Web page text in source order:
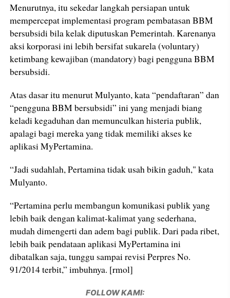
Menurutnya, itu sekedar langkah persiapan untuk
mempercepat implementasi program pembatasan BBM
bersubsidi bila kelak diputuskan Pemerintah. Karenanya
aksi korporasi ini lebih bersifat sukarela (voluntary)
ketimbang kewajiban (mandatory) bagi pengguna BBM
bersubsidi.
Atas dasar itu menurut Mulyanto, kata “pendaftaran” dan
“pengguna BBM bersubsidi” ini yang menjadi biang
keladi kegaduhan dan memunculkan histeria publik,
apalagi bagi mereka yang tidak memiliki akses ke
aplikasi MyPertamina.
“Jadi sudahlah, Pertamina tidak usah bikin gaduh," kata
Mulyanto.
“Pertamina perlu membangun komunikasi publik yang
lebih baik dengan kalimat-kalimat yang sederhana,
mudah dimengerti dan adem bagi publik. Dari pada ribet,
lebih baik pendataan aplikasi MyPertamina ini
dibatalkan saja, tunggu sampai revisi Perpres No.
91/2014 terbit,” imbuhnya. [rmol]
FOLLOW KAMI: